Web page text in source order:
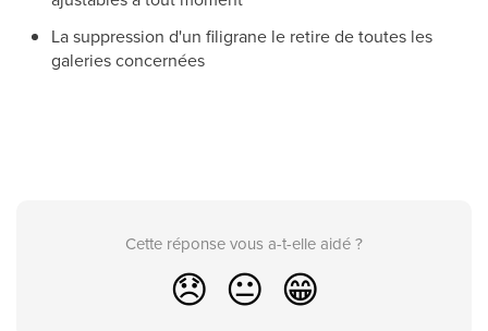
La suppression d'un filigrane le retire de toutes les
galeries concernées
Cette réponse vous a-t-elle aidé ?
😞 😐 😁